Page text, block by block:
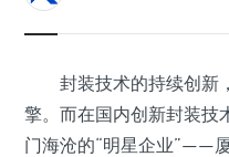
封装技术的持续创新
擎。而在国内创新封装技
门海沧的“明星企业”——